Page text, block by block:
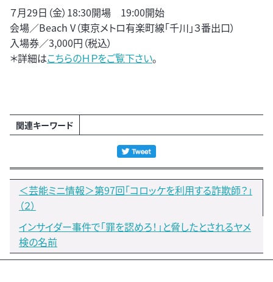
７月29日（金）18:30開場 19:00開始
会場／Beach V（東京メトロ有楽町線「千川」３番出口）
入場券／3,000円（税込）
＊詳細はこちらのＨＰをご覧下さい。
関連キーワード
＜芸能ミニ情報＞第97回「コロッケを利用する詐欺師？」
（２）
インサイダー事件で「罪を認めろ！」と脅したとされるヤメ
検の名前